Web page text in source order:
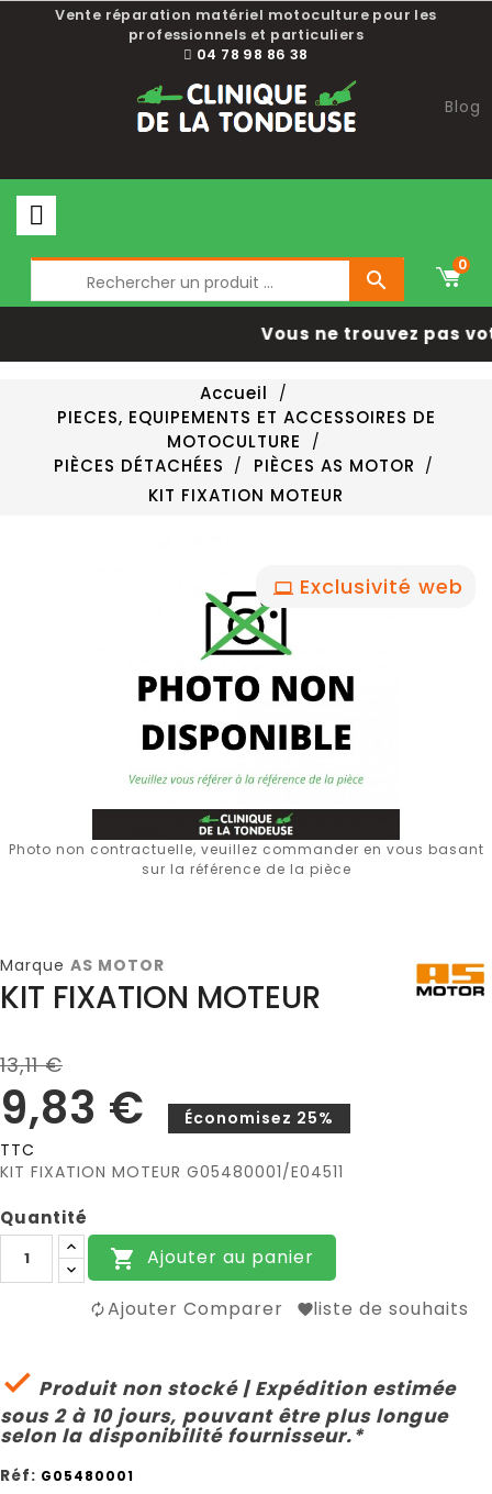
Vente réparation matériel motoculture pour les
professionnels et particuliers
04 78 98 86 38
Blog

0
Vous ne trouvez pas
Accueil
PIECES, EQUIPEMENTS ET ACCESSOIRES DE
MOTOCULTURE
PIÈCES DÉTACHÉES
PIÈCES AS MOTOR
KIT FIXATION MOTEUR
Exclusivité web
Photo non contractuelle, veuillez commander en vous basant
sur la référence de la pièce
Marque AS MOTOR
KIT FIXATION MOTEUR
13,11 €
9,83 €
Économisez 25%
TTC
KIT FIXATION MOTEUR G05480001/E04511
Quantité
 Ajouter au panier
Ajouter Comparer liste de souhaits
 Produit non stocké | Expédition estimée
sous 2 à 10 jours, pouvant être plus longue
selon la disponibilité fournisseur.*
Réf: G05480001